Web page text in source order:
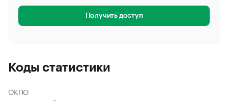
Получить доступ
Коды статистики
ОКПО